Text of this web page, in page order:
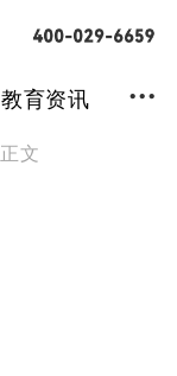
教育资讯 ...
正文